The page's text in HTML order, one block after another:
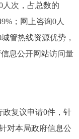
人次，占总数的
；网上咨询0人
管热线资源优势，
息公开网站访问量
复议申请0件，针
对本局政府信息公